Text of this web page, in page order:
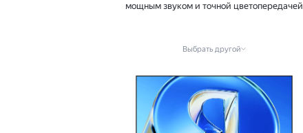
мощным звуком и точной цветопередачей
Выбрать другой